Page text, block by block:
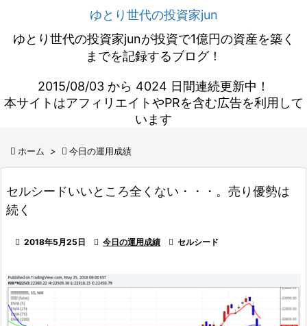
ゆとり世代の投資家jun
ゆとり世代の投資家junが投資で1億円の資産を築く
までを記録するブログ！
2015/08/03 から 4024 日間連続更新中！
本サイトはアフィリエイトやPRを含む広告を利用して
います
 ホーム >  今日の運用成績
セルシードいいところ全くない・・・。売り優勢は
続く
 2018年5月25日  今日の運用成績  セルシード